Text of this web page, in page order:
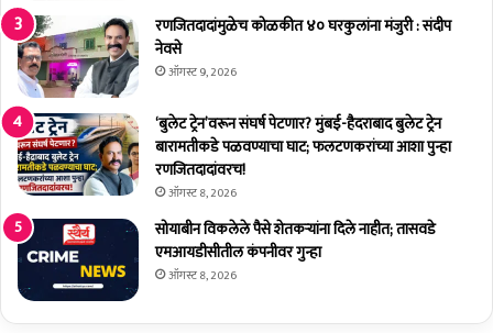
गीं
चे
मो
फ
त
वा
ट
प
रणजितदादांमुळेच कोळकीत ४० घरकुलांना मंजुरी : संदीप
नेवसे
ऑगस्ट 9, 2026
‘बुलेट ट्रेन’वरून संघर्ष पेटणार? मुंबई-हैदराबाद बुलेट ट्रेन
बारामतीकडे पळवण्याचा घाट; फलटणकरांच्या आशा पुन्हा
रणजितदादांवरच!
ऑगस्ट 8, 2026
सोयाबीन विकलेले पैसे शेतकर्‍यांना दिले नाहीत; तासवडे
एमआयडीसीतील कंपनीवर गुन्हा
ऑगस्ट 8, 2026